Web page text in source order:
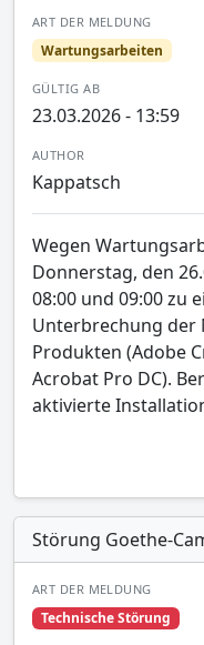
ART DER MELDUNG
Wartungsarbeiten
GÜLTIG AB
23.03.2026 - 13:59
AUTHOR
Kappatsch
Wegen
Donnerstag, den
08:00 und 09:00 zu
Unterbrechung der
Produkten (Adobe
Acrobat Pro DC).
aktivierte
Störung Goethe-
ART DER MELDUNG
Technische Störung